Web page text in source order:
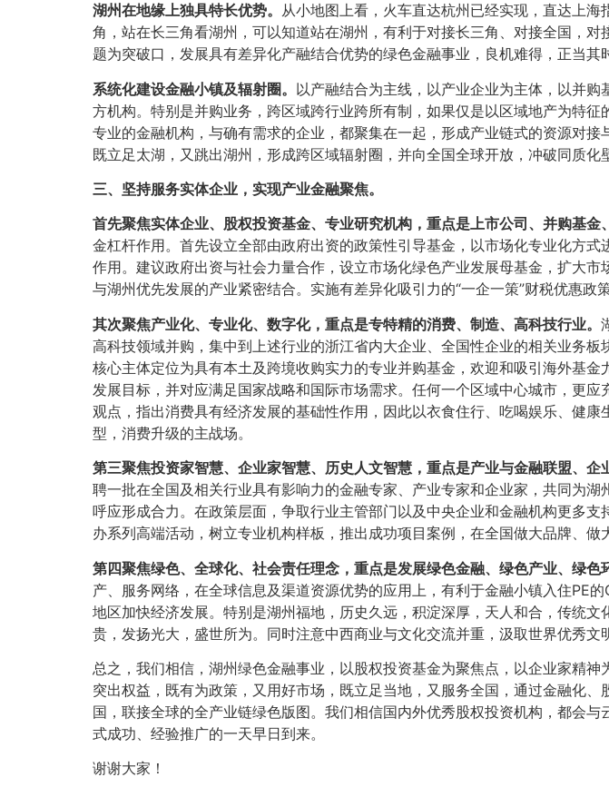
湖州在地缘上独具特长优势。 从小地图上看，火车直达杭州已经实现，直达上
角，站在长三角看湖州，可以知道站在湖州，有利于对接长三角、对接全国，
题为突破口，发展具有差异化产融结合优势的绿色金融事业，良机难得，正当其
系统化建设金融小镇及辐射圈。 以产融结合为主线，以产业企业为主体，以并
方机构。特别是并购业务，跨区域跨行业跨所有制，如果仅是以区域地产为特
专业的金融机构，与确有需求的企业，都聚集在一起，形成产业链式的资源对
既立足太湖，又跳出湖州，形成跨区域辐射圈，并向全国全球开放，冲破同质化
三、坚持服务实体企业，实现产业金融聚焦。
首先聚焦实体企业、股权投资基金、专业研究机构，重点是上市公司、并购基
金杠杆作用。首先设立全部由政府出资的政策性引导基金，以市场化专业化方
作用。建议政府出资与社会力量合作，设立市场化绿色产业发展母基金，扩大
与湖州优先发展的产业紧密结合。实施有差异化吸引力的“一企一策”财税优惠政
其次聚焦产业化、专业化、数字化，重点是专特精的消费、制造、高科技行业。
高科技领域并购，集中到上述行业的浙江省内大企业、全国性企业的相关业务
核心主体定位为具有本土及跨境收购实力的专业并购基金，欢迎和吸引海外基
发展目标，并对应满足国家战略和国际市场需求。任何一个区域中心城市，更
观点，指出消费具有经济发展的基础性作用，因此以衣食住行、吃喝娱乐、健
型，消费升级的主战场。
第三聚焦投资家智慧、企业家智慧、历史人文智慧，重点是产业与金融联盟、企
聘一批在全国及相关行业具有影响力的金融专家、产业专家和企业家，共同为
呼应形成合力。在政策层面，争取行业主管部门以及中央企业和金融机构更多
办系列高端活动，树立专业机构样板，推出成功项目案例，在全国做大品牌、做
第四聚焦绿色、全球化、社会责任理念，重点是发展绿色金融、绿色产业、绿色
产、服务网络，在全球信息及渠道资源优势的应用上，有利于金融小镇入住PE
地区加快经济发展。特别是湖州福地，历史久远，积淀深厚，天人和合，传统
贵，发扬光大，盛世所为。同时注意中西商业与文化交流并重，汲取世界优秀文
总之，我们相信，湖州绿色金融事业，以股权投资基金为聚焦点，以企业家精
突出权益，既有为政策，又用好市场，既立足当地，又服务全国，通过金融化
国，联接全球的全产业链绿色版图。我们相信国内外优秀股权投资机构，都会
式成功、经验推广的一天早日到来。
谢谢大家！